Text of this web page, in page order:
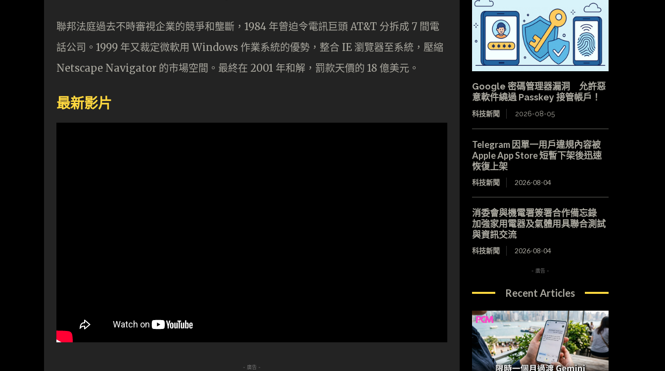
聯邦法庭過去不時審視企業的競爭和壟斷，1984 年曾迫令電訊巨頭 AT&T 分拆成 7 間電
話公司。1999 年又裁定微軟用 Windows 作業系統的優勢，整合 IE 瀏覽器至系統，壓縮
Netscape Navigator 的市場空間。最終在 2001 年和解，罰款天價的 18 億美元。
最新影片
- 廣告 -
Google 密碼管理器漏洞 允許惡
意軟件繞過 Passkey 接管帳戶！
科技新聞 2026-08-05
Telegram 因單一用戶違規內容被
Apple App Store 短暫下架後迅速
恢復上架
科技新聞 2026-08-04
消委會與機電署簽署合作備忘錄
加強家用電器及氣體用具聯合測試
與資訊交流
科技新聞 2026-08-04
- 廣告 -
Recent Articles